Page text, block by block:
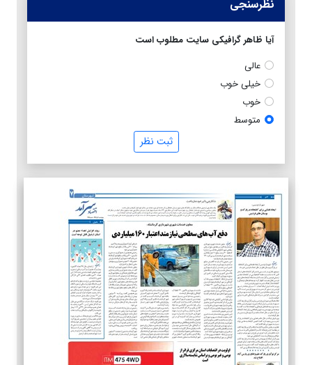
نظرسنجی
آیا ظاهر گرافیکی سایت مطلوب است
عالی
خیلی خوب
خوب
متوسط
ثبت نظر